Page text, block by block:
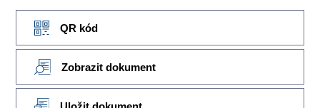
QR kód
Zobrazit dokument